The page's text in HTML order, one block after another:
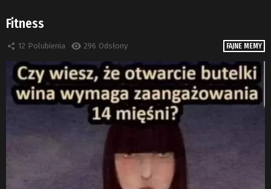
FAJNE MEMY
Fitness
12 Polubienia 296 Odsłony